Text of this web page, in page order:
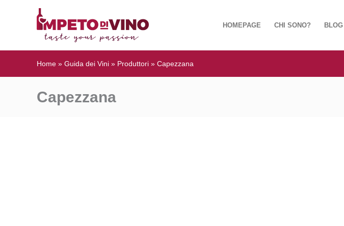
HOMEPAGE CHI SONO? BLOG
Home » Guida dei Vini » Produttori » Capezzana
Capezzana